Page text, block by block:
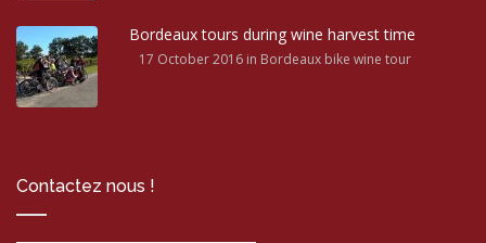
Bordeaux tours during wine harvest time
17 October 2016in Bordeaux bike wine tour
Contactez nous !